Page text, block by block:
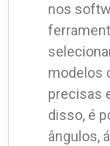
nos
modelos
precisas
disso, é
ângulos,